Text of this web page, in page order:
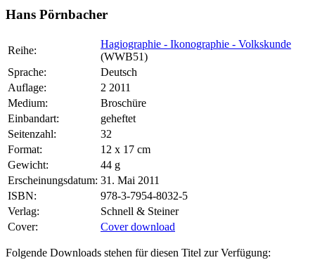
Hans Pörnbacher
Reihe:
Hagiographie - Ikonographie - Volkskunde
(WWB51)
Sprache:
Deutsch
Auflage:
2 2011
Medium:
Broschüre
Einbandart:
geheftet
Seitenzahl:
32
Format:
12 x 17 cm
Gewicht:
44 g
Erscheinungsdatum: 31. Mai 2011
ISBN:
978-3-7954-8032-5
Verlag:
Schnell & Steiner
Cover:
Cover download
Folgende Downloads stehen für diesen Titel zur Verfügung: